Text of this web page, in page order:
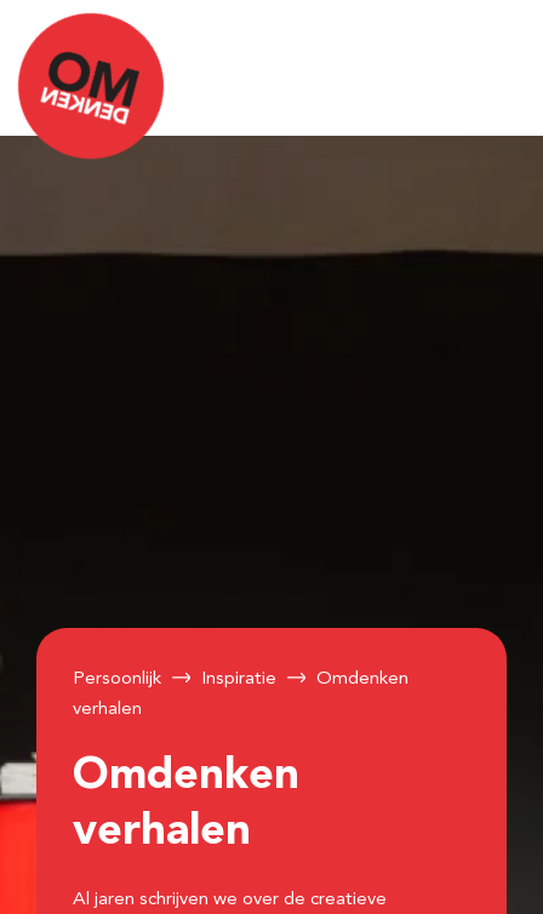
Persoonlijk Inspiratie
Omdenken
verhalen
Omdenken
verhalen
Al jaren schrijven we over de creatieve